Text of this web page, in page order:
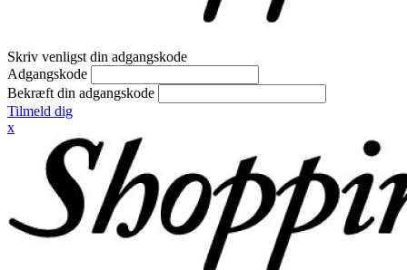
Skriv venligst din adgangskode
Adgangskode
Bekræft din adgangskode
Tilmeld dig
x